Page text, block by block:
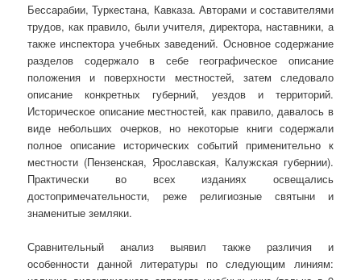
Бессарабии, Туркестана, Кавказа. Авторами и составителями
трудов, как правило, были учителя, директора, наставники, а
также инспектора учебных заведений. Основное содержание
разделов содержало в себе географическое описание
положения и поверхности местностей, затем следовало
описание конкретных губерний, уездов и территорий.
Историческое описание местностей, как правило, давалось в
виде небольших очерков, но некоторые книги содержали
полное описание исторических событий применительно к
местности (Пензенская, Ярославская, Калужская губернии).
Практически во всех изданиях освещались
достопримечательности, реже религиозные святыни и
знаменитые земляки.
Сравнительный анализ выявил также различия и
особенности данной литературы по следующим линиям: